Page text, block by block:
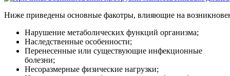
Ниже приведены основные факотры, влияющие на
Нарушение метаболических функций организма;
Наследственные особенности;
Перенесенные или существующие инфекционные
болезни;
Несоразмерные физические нагрузки;